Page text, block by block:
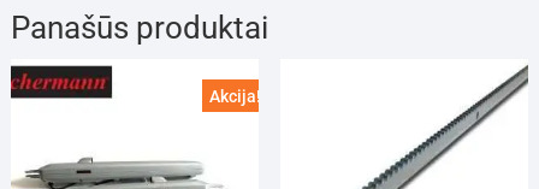
Panašūs produktai
Akcija!